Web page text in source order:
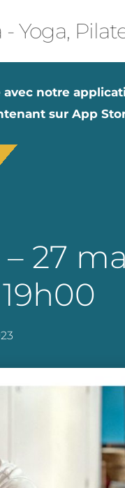
- Yoga,
notre
sur App
27